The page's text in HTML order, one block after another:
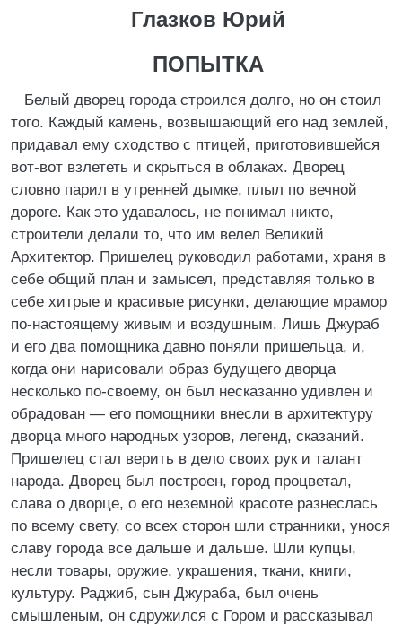
Глазков Юрий
ПОПЫТКА
Белый дворец города строился долго, но он стоил
того. Каждый камень, возвышающий его над землей,
придавал ему сходство с птицей, приготовившейся
вот-вот взлететь и скрыться в облаках. Дворец
словно парил в утренней дымке, плыл по вечной
дороге. Как это удавалось, не понимал никто,
строители делали то, что им велел Великий
Архитектор. Пришелец руководил работами, храня в
себе общий план и замысел, представляя только в
себе хитрые и красивые рисунки, делающие мрамор
по-настоящему живым и воздушным. Лишь Джураб
и его два помощника давно поняли пришельца, и,
когда они нарисовали образ будущего дворца
несколько по-своему, он был несказанно удивлен и
обрадован — его помощники внесли в архитектуру
дворца много народных узоров, легенд, сказаний.
Пришелец стал верить в дело своих рук и талант
народа. Дворец был построен, город процветал,
слава о дворце, о его неземной красоте разнеслась
по всему свету, со всех сторон шли странники, унося
славу города все дальше и дальше. Шли купцы,
несли товары, оружие, украшения, ткани, книги,
культуру. Раджиб, сын Джураба, был очень
смышленым, он сдружился с Гором и рассказывал